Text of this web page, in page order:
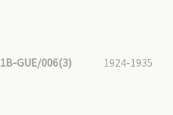
1B-GUE/006(3)
1924-1935